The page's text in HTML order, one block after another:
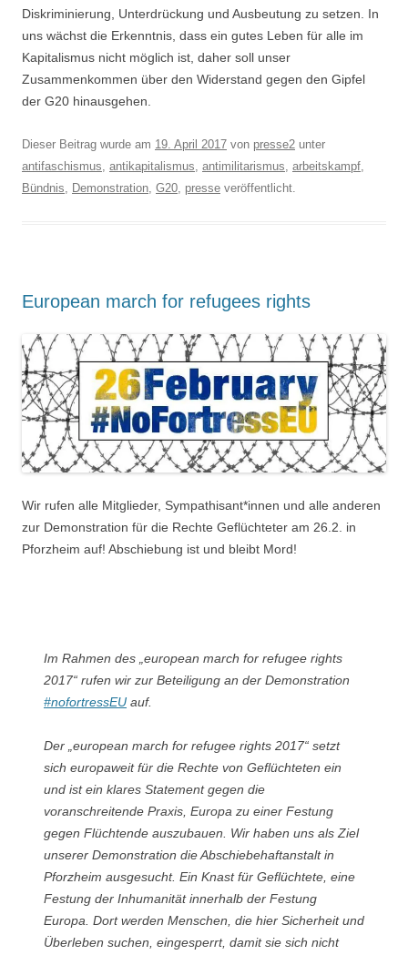
Diskriminierung, Unterdrückung und Ausbeutung zu setzen. In
uns wächst die Erkenntnis, dass ein gutes Leben für alle im
Kapitalismus nicht möglich ist, daher soll unser
Zusammenkommen über den Widerstand gegen den Gipfel
der G20 hinausgehen.
Dieser Beitrag wurde am 19. April 2017 von presse2 unter
antifaschismus antikapitalismus antimilitarismus arbeitskampf
Bündnis
Demonstration G20 presse veröffentlicht.
European march for refugees rights
Wir rufen alle Mitglieder, Sympathisant*innen und alle anderen
zur Demonstration für die Rechte Geflüchteter am 26.2. in
Pforzheim auf! Abschiebung ist und bleibt Mord!
Im Rahmen des „european march for refugee rights
2017“ rufen wir zur Beteiligung an der Demonstration
#nofortressEU auf.
Der „european march for refugee rights 2017“ setzt
sich europaweit für die Rechte von Geflüchteten ein
und ist ein klares Statement gegen die
voranschreitende Praxis, Europa zu einer Festung
gegen Flüchtende auszubauen. Wir haben uns als Ziel
unserer Demonstration die Abschiebehaftanstalt in
Pforzheim ausgesucht. Ein Knast für Geflüchtete, eine
Festung der Inhumanität innerhalb der Festung
Europa. Dort werden Menschen, die hier Sicherheit und
Überleben suchen, eingesperrt, damit sie sich nicht